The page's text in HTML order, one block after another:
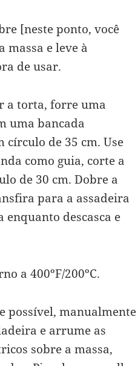
[neste ponto, você
e leve à
de usar.
a torta, forre uma
uma bancada
círculo de 35 cm. Use
como guia, corte a
de 30 cm. Dobre a
para a assadeira
enquanto descasca e
a 400ºF/200ºC.
possível, manualmente
e arrume as
sobre a massa,